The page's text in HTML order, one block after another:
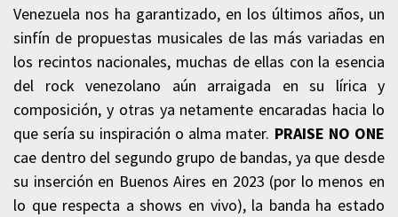
Venezuela nos ha garantizado, en los últimos años, un
sinfín de propuestas musicales de las más variadas en
los recintos nacionales, muchas de ellas con la esencia
del rock venezolano aún arraigada en su lírica y
composición, y otras ya netamente encaradas hacia lo
que sería su inspiración o alma mater. PRAISE NO ONE
cae dentro del segundo grupo de bandas, ya que desde
su inserción en Buenos Aires en 2023 (por lo menos en
lo que respecta a shows en vivo), la banda ha estado